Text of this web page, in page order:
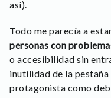
así).
Todo me parecía a
personas con
o accesibilidad sin
inutilidad de la
protagonista como